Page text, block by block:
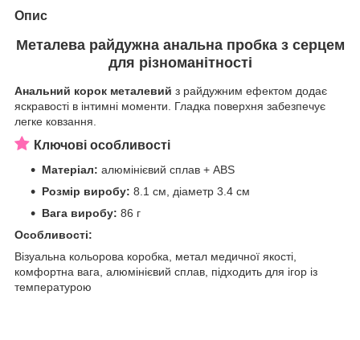
Опис
Металева райдужна анальна пробка з серцем
для різноманітності
Анальний корок металевий з райдужним ефектом додає
яскравості в інтимні моменти. Гладка поверхня забезпечує
легке ковзання.
Ключові особливості
Матеріал: алюмінієвий сплав + ABS
Розмір виробу: 8.1 см, діаметр 3.4 см
Вага виробу: 86 г
Особливості:
Візуальна кольорова коробка, метал медичної якості,
комфортна вага, алюмінієвий сплав, підходить для ігор із
температурою